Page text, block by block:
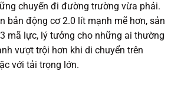
chuyến đi đường trường vừa phải.
bản động cơ 2.0 lít mạnh mẽ hơn, sản
mã lực, lý tưởng cho những ai thường
vượt trội hơn khi di chuyển trên
với tải trọng lớn.